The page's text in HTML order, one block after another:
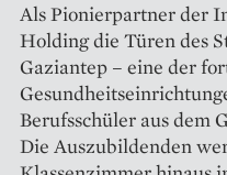
Als Pionierpartner der
Holding die Türen des
Gaziantep – eine der
Berufsschüler aus dem
Die Auszubildenden